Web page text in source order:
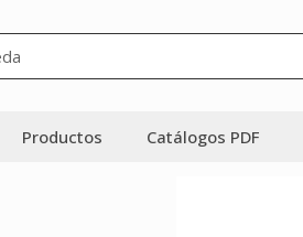
Productos Catálogos PDF